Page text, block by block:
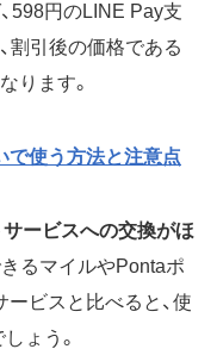
598円のLINE Pay支
割引後の価格である
ります。
で使う方法と注意点
ービスへの交換がほ
るマイルやPontaポ
ビスと比べると、使
ょう。